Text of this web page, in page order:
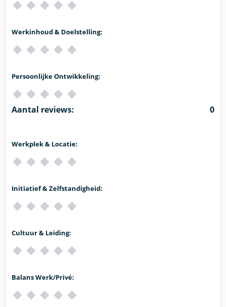
Werkinhoud & Doelstelling:
Persoonlijke Ontwikkeling:
Aantal reviews: 0
Werkplek & Locatie:
Initiatief & Zelfstandigheid:
Cultuur & Leiding:
Balans Werk/Privé: